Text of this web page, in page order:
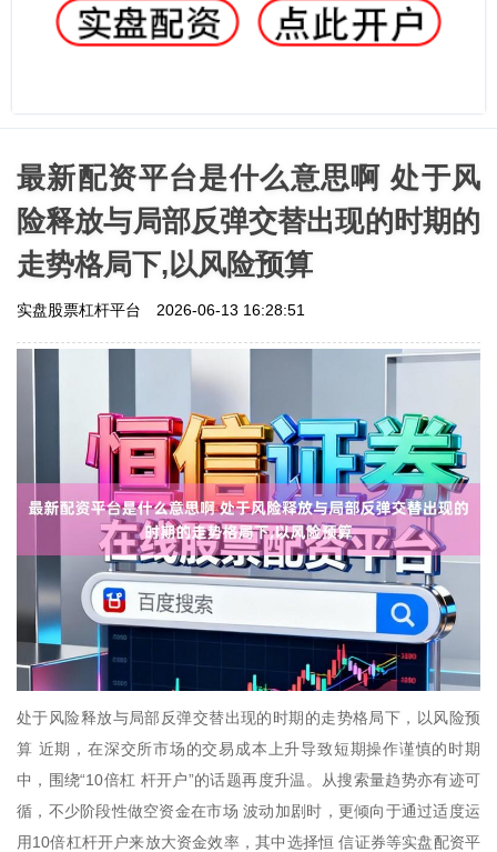
最新配资平台是什么意思啊 处于风
险释放与局部反弹交替出现的时期的
走势格局下,以风险预算
实盘股票杠杆平台 2026-06-13 16:28:51
处于风险释放与局部反弹交替出现的时期的走势格局下，以风险预
算 近期，在深交所市场的交易成本上升导致短期操作谨慎的时期
中，围绕“10倍杠 杆开户”的话题再度升温。从搜索量趋势亦有迹可
循，不少阶段性做空资金在市场 波动加剧时，更倾向于通过适度运
用10倍杠杆开户来放大资金效率，其中选择恒 信证券等实盘配资平